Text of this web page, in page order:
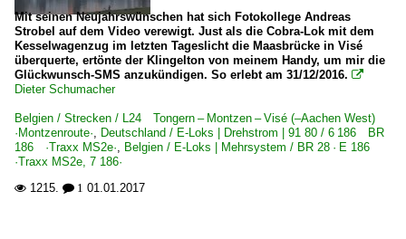
Mit seinen Neujahrswünschen hat sich Fotokollege Andreas
Strobel auf dem Video verewigt. Just als die Cobra-Lok mit dem
Kesselwagenzug im letzten Tageslicht die Maasbrücke in Visé
überquerte, ertönte der Klingelton von meinem Handy, um mir die
Glückwunsch-SMS anzukündigen. So erlebt am 31/12/2016. 
Dieter Schumacher
Belgien / Strecken / L24 Tongern – Montzen – Visé (–Aachen West)
·Montzenroute·, Deutschland / E-Loks | Drehstrom | 91 80 / 6 186 BR
186 ·Traxx MS2e·, Belgien / E-Loks | Mehrsystem / BR 28 · E 186
·Traxx MS2e, 7 186·
 1215.  1 01.01.2017